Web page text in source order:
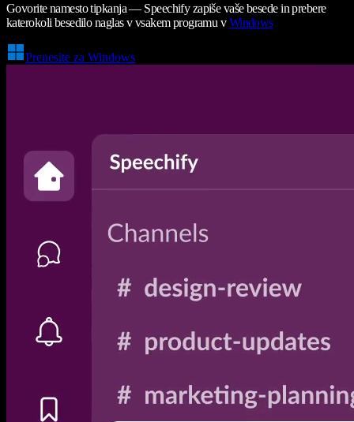
Govorite namesto tipkanja — Speechify zapiše vaše besede in prebere
katerokoli besedilo naglas v vsakem programu vWindows
Prenesite za Windows